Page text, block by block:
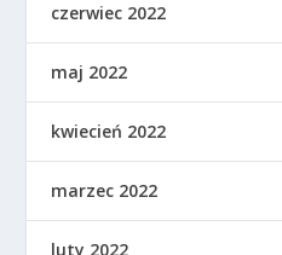
czerwiec 2022
maj 2022
kwiecień 2022
marzec 2022
luty 2022